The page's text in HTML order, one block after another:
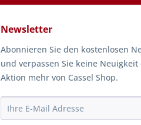
Newsletter
Abonnieren Sie den kostenlosen
und verpassen Sie keine Neuigkeit
Aktion mehr von Cassel Shop.